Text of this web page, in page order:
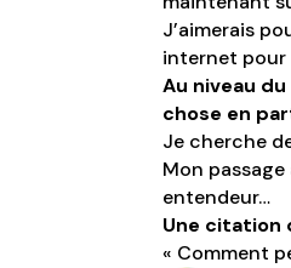
J’aimerais
internet pour
Au niveau
chose en
Je cherche
Mon passage
entendeur…
Une citation
« Comment